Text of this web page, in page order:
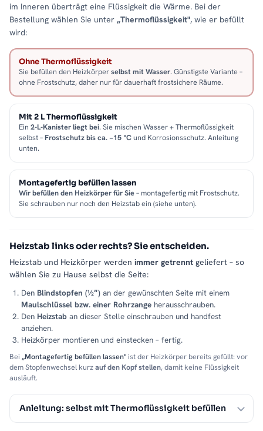
im Inneren überträgt eine Flüssigkeit die Wärme. Bei der
Bestellung wählen Sie unter „Thermoflüssigkeit", wie er befüllt
wird:
Ohne Thermoflüssigkeit
Sie befüllen den Heizkörperselbst mit Wasser. Günstigste Variante –
ohne Frostschutz, daher nur für dauerhaft frostsichere Räume.
Mit 2 L Thermoflüssigkeit
Ein 2-L-Kanister liegt bei. Sie mischen Wasser + Thermoflüssigkeit
selbst –Frostschutz bis ca. −15 °Cund Korrosionsschutz. Anleitung
unten.
Montagefertig befüllen lassen
Wir befüllen den Heizkörper für Sie– montagefertig mit Frostschutz.
Sie schrauben nur noch den Heizstab ein (siehe unten).
Heizstab links oder rechts? Sie entscheiden.
Heizstab und Heizkörper werden immer getrennt geliefert – so
wählen Sie zu Hause selbst die Seite:
Den Blindstopfen (½″) an der gewünschten Seite mit einem
Maulschlüssel bzw. einer Rohrzange herausschrauben.
Den Heizstab an dieser Stelle einschrauben und handfest
anziehen.
Heizkörper montieren und einstecken – fertig.
Bei „Montagefertig befüllen lassen"ist der Heizkörper bereits gefüllt: vor
dem Stopfenwechsel kurzauf den Kopf stellen, damit keine Flüssigkeit
ausläuft.
Anleitung: selbst mit Thermoflüssigkeit befüllen